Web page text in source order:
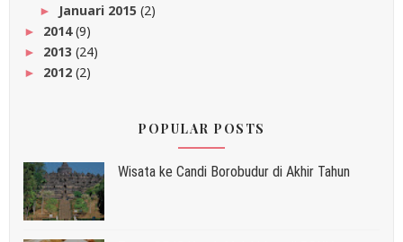
► Januari 2015 (2)
► 2014(9)
► 2013 (24)
► 2012 (2)
POPULAR POSTS
Wisata ke Candi Borobudur di Akhir Tahun